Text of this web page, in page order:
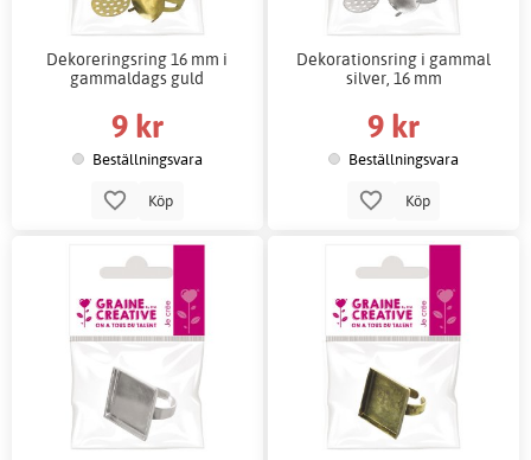
Dekoreringsring 16 mm i
gammaldags guld
9 kr
Beställningsvara
Köp
Dekorationsring i gammal
silver, 16 mm
9 kr
Beställningsvara
Köp